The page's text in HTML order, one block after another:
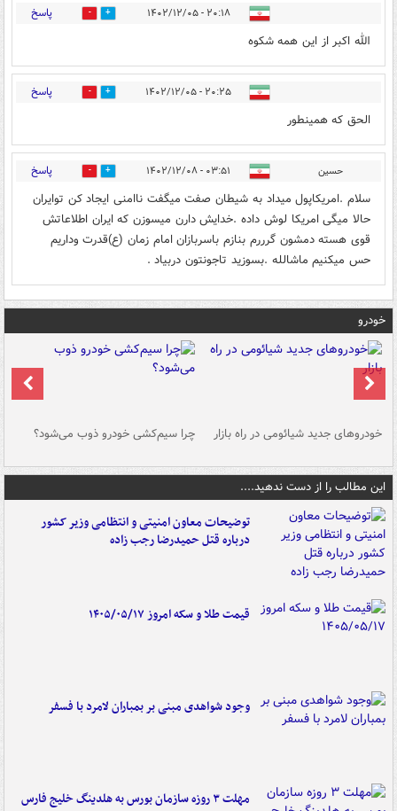
۲۰:۱۸ - ۱۴۰۲/۱۲/۰۵ 4 پاسخ
الله اکبر از این همه شکوه
۲۰:۲۵ - ۱۴۰۲/۱۲/۰۵ 3 پاسخ
الحق که همینطور
حسین ۰۳:۵۱ - ۱۴۰۲/۱۲/۰۸ 0 پاسخ
سلام .امریکاپول میداد به شیطان صفت میگفت ناامنی ایجاد کن توایران
حالا میگی امریکا لوش داده .خدایش دارن میسوزن که ایران اطلاعاتش
قوی هسته دمشون گرررم بنازم باسربازان امام زمان (ع)قدرت وداریم
حس میکنیم ماشالله .بسوزید تاجونتون دربیاد .
خودرو
خودروهای جدید شیائومی در راه بازار چرا سیم‌کشی خودرو ذوب می‌شود؟
این مطالب را از دست ندهید....
توضیحات معاون امنیتی و انتظامی وزیر کشور
درباره قتل حمیدرضا رجب زاده
قیمت طلا و سکه امروز ۱۴۰۵/۰۵/۱۷
وجود شواهدی مبنی بر بمباران لامرد با فسفر
مهلت ۳ روزه سازمان بورس به هلدینگ خلیج فارس